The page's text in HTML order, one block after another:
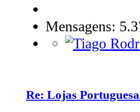
Mensagens:
Re: Lojas